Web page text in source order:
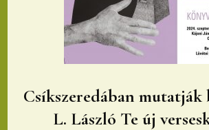
Csíkszeredában mutatják
L. László Te új